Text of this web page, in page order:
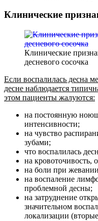
Клинические
Клинические
десневого сосочка
Если воспалилась десна
десне наблюдается
этом пациенты жалуются:
на постоянную
интенсивности;
на чувство
зубами;
что воспалилась
на кровоточивость,
на боли при
на воспаление
проблемной десны;
на затруднение
значительном
локализации